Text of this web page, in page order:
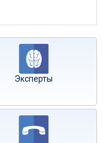
Эксперты